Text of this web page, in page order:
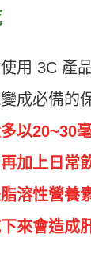
用 3C 產
成必備的
以20~30
加上日常
溶性營養
來會造成